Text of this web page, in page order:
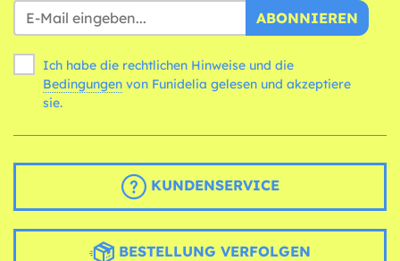
ABONNIEREN
Ich habe die rechtlichen Hinweise und die
Bedingungen
sie.
KUNDENSERVICE
BESTELLUNG VERFOLGEN